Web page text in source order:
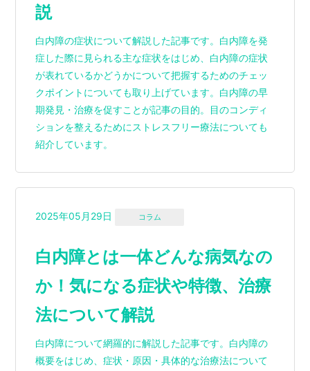
説
白内障の症状について解説した記事です。白内障を発
症した際に見られる主な症状をはじめ、白内障の症状
が表れているかどうかについて把握するためのチェッ
クポイントについても取り上げています。白内障の早
期発見・治療を促すことが記事の目的。目のコンディ
ションを整えるためにストレスフリー療法についても
紹介しています。
2025年05月29日 コラム
白内障とは一体どんな病気なの
か！気になる症状や特徴、治療
法について解説
白内障について網羅的に解説した記事です。白内障の
概要をはじめ、症状・原因・具体的な治療法について